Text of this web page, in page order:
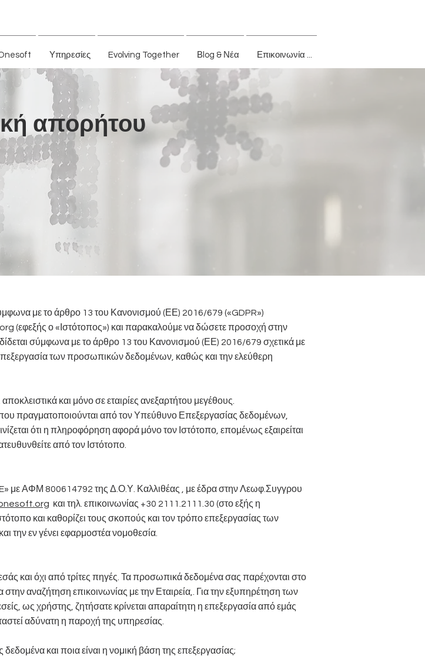
Onesoft Υπηρεσίες Evolving Together Βlog & Νέα Επικοινωνία ...
απορήτου
με το άρθρο 13 του Κανονισμού (ΕΕ) 2016/679 («GDPR»)
(εφεξής ο «Ιστότοπος») και παρακαλούμε να δώσετε προσοχή στην
σύμφωνα με το άρθρο 13 του Κανονισμού (ΕΕ) 2016/679 σχετικά με
των προσωπικών δεδομένων, καθώς και την ελεύθερη
και μόνο σε εταιρίες ανεξαρτήτου μεγέθους.
πραγματοποιούνται από τον Υπεύθυνο Επεξεργασίας δεδομένων,
ότι η πληροφόρηση αφορά μόνο τον Ιστότοπο, επομένως εξαιρείται
από τον Ιστότοπο.
με ΑΦΜ 800614792 της Δ.Ο.Υ. Καλλιθέας , με έδρα στην Λεωφ.Συγγρου
και τηλ. επικοινωνίας +30 2111.2111.30 (στο εξής η
και καθορίζει τους σκοπούς και τον τρόπο επεξεργασίας των
εν γένει εφαρμοστέα νομοθεσία.
και όχι από τρίτες πηγές. Τα προσωπικά δεδομένα σας παρέχονται στο
αναζήτηση επικοινωνίας με την Εταιρεία,. Για την εξυπηρέτηση των
ως χρήστης, ζητήσατε κρίνεται απαραίτητη η επεξεργασία από εμάς
αδύνατη η παροχή της υπηρεσίας.
και ποια είναι η νομική βάση της επεξεργασίας;